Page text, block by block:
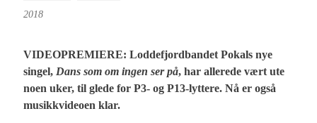
2018
VIDEOPREMIERE: Loddefjordbandet Pokals nye
singel, Dans som om ingen ser på, har allerede vært ute
noen uker, til glede for P3- og P13-lyttere. Nå er også
musikkvideoen klar.